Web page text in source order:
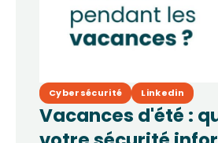
Cybersécurité Linkedin
Vacances d'été :